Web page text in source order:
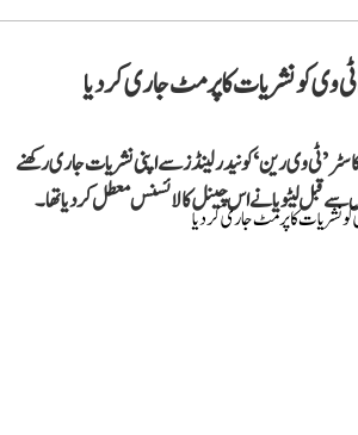
وی کو نشریات کا پرمٹ جاری کر دیا
’ٹی وی رین‘ کو نیدرلینڈز سے اپنی نشریات جاری رکھنے
قبل لیٹویا نے اس چینل کا لائسنس معطل کر دیا تھا۔